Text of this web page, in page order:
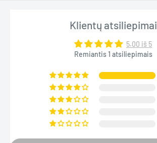
ruošiamų, kavos gėrimų skonio bei aromato
užtikrinamos itin lanksčios galimybės
NAUDOJIMO INSTRUKCIJOS
Naudojimosi JURA ENA4 kavos aparatu
Klientų atsiliepimai
5.00 iš 5
Remiantis 1 atsiliepimais